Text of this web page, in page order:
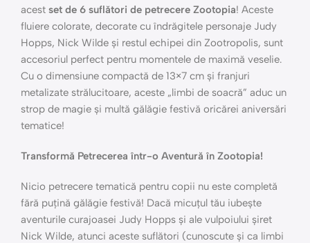
acest set de 6 suflători de petrecere Zootopia! Aceste
fluiere colorate, decorate cu îndrăgitele personaje Judy
Hopps, Nick Wilde și restul echipei din Zootropolis, sunt
accesoriul perfect pentru momentele de maximă veselie.
Cu o dimensiune compactă de 13×7 cm și franjuri
metalizate strălucitoare, aceste „limbi de soacră” aduc un
strop de magie și multă gălăgie festivă oricărei aniversări
tematice!
Transformă Petrecerea într-o Aventură în Zootopia!
Nicio petrecere tematică pentru copii nu este completă
fără puțină gălăgie festivă! Dacă micuțul tău iubește
aventurile curajoasei Judy Hopps și ale vulpoiului șiret
Nick Wilde, atunci aceste suflători (cunoscute și ca limbi